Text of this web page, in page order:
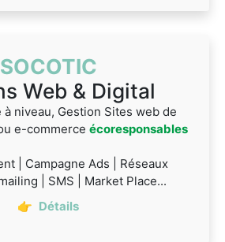
SOCOTIC
Web & Digital
à niveau, Gestion Sites web de
e-commerce écoresponsables
| Campagne Ads | Réseaux
| SMS | Market Place...
👉 Détails